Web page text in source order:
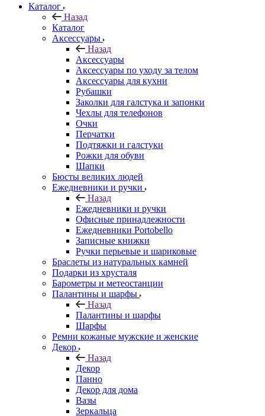
Каталог
Назад
Каталог
Аксессуары
Назад
Аксессуары
Аксессуары по уходу за телом
Аксессуары для кухни
Рубашки
Заколки для галстука и запонки
Чехлы для телефонов
Очки
Перчатки
Подтяжки и галстуки
Рожки для обуви
Шапки
Бюсты великих людей
Ежедневники и ручки
Назад
Ежедневники и ручки
Офисные принадлежности
Ежедневники Portobello
Записные книжки
Ручки перьевые и шариковые
Браслеты из натуральных камней
Подарки из хрусталя
Барометры и метеостанции
Палантины и шарфы
Назад
Палантины и шарфы
Шарфы
Ремни кожаные мужские и женские
Декор
Назад
Декор
Панно
Декор для дома
Вазы
Зеркальца